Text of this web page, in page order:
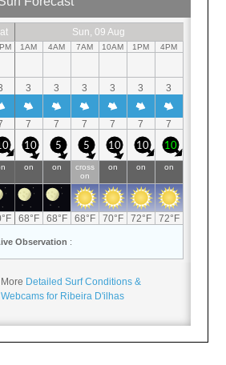
More Detailed Surf Conditions &
Webcams for Ribeira D'ilhas